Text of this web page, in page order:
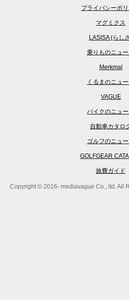
プライバシーポ
マグミクス
LASISA (らし
乗りものニュー
Merkmal
くるまのニュー
VAGUE
バイクのニュー
自動車カタロ
ゴルフのニュー
GOLFGEAR
旅費ガイド
Copyright © 2016- mediavague Co., ltd. All